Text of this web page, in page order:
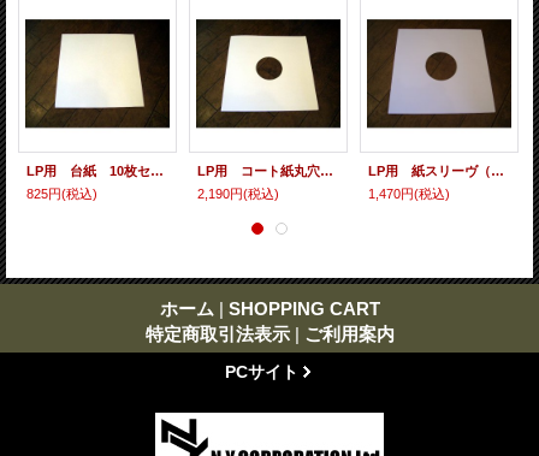
LP用 台紙 10枚セット
825円(税込)
LP用 コート紙丸穴ジャケ 10枚セット
2,190円(税込)
LP用 紙スリーヴ（レギュラー 四角の角） 10枚セット
1,470円(税込)
ホーム | SHOPPING CART
特定商取引法表示 | ご利用案内
PCサイト